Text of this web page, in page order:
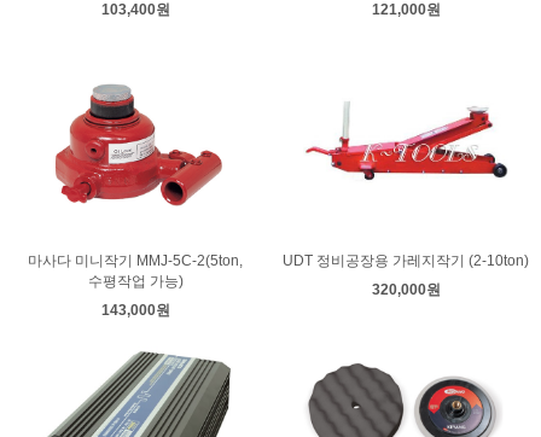
103,400원
121,000원
마사다 미니작기 MMJ-5C-2(5ton,
수평작업 가능)
143,000원
UDT 정비공장용 가레지작기 (2-10ton)
320,000원